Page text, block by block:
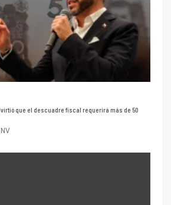
que el descuadre fiscal requerirá más de 50
NV